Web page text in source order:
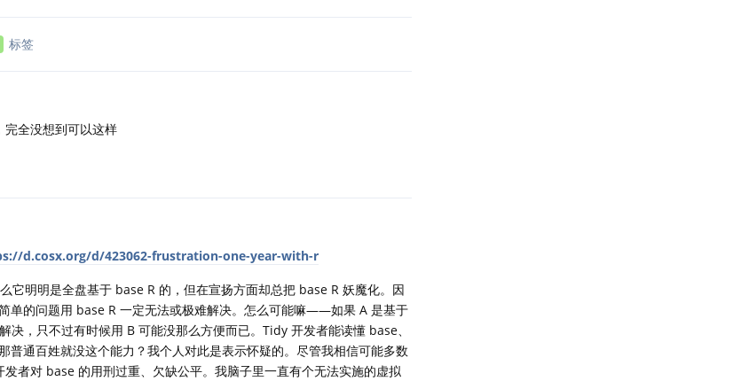
标签
完全没想到可以这样
d.cosx.org/d/423062-frustration-one-year-with-r
它明明是全盘基于 base R 的，但在宣扬方面却总把 base R 妖魔化。因
单的问题用 base R 一定无法或极难解决。怎么可能嘛——如果 A 是基于
决，只不过有时候用 B 可能没那么方便而已。Tidy 开发者能读懂 base、
普通百姓就没这个能力？我个人对此是表示怀疑的。尽管我相信可能多数
者对 base 的用刑过重、欠缺公平。我脑子里一直有个无法实施的虚拟